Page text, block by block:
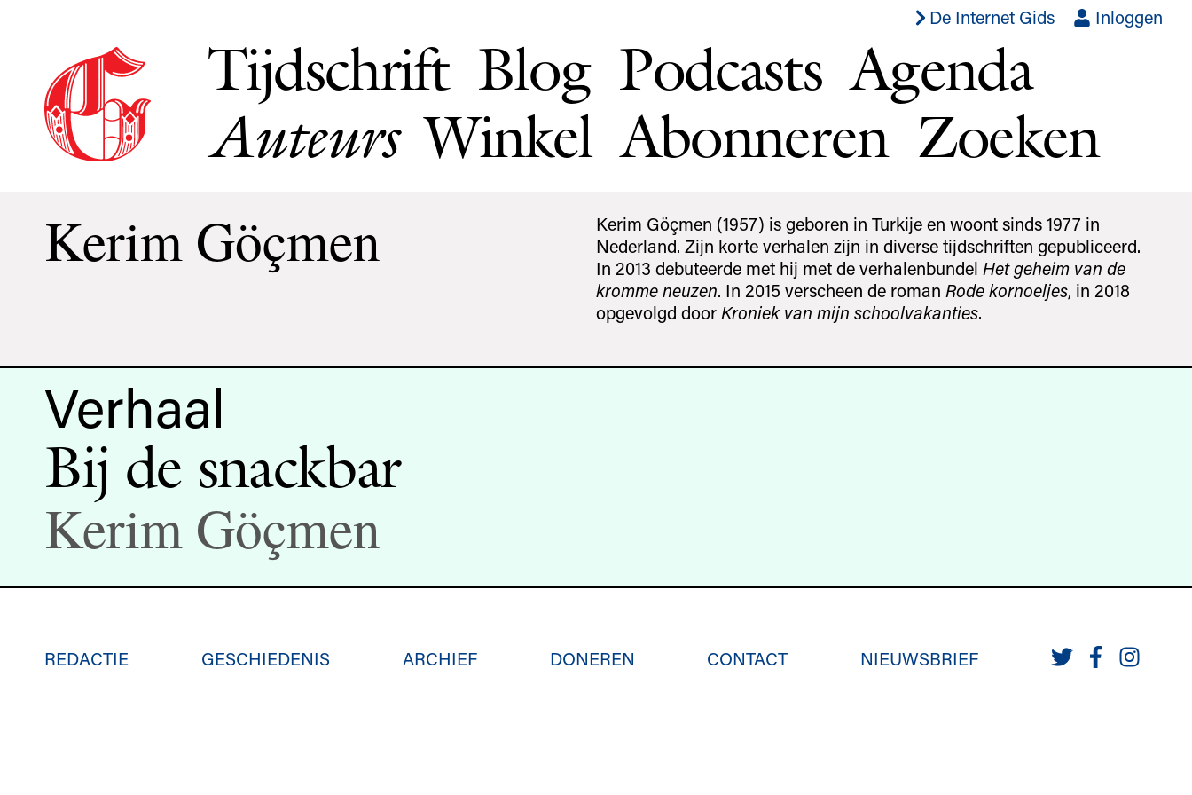
De Internet Gids Inloggen
Tijdschrift Blog Podcasts Agenda
Auteurs Winkel Abonneren Zoeken
Kerim Göçmen
Kerim Göçmen (1957) is geboren in Turkije en woont sinds 1977 in
Nederland. Zijn korte verhalen zijn in diverse tijdschriften gepubliceerd.
In 2013 debuteerde met hij met de verhalenbundel Het geheim van de
kromme neuzen. In 2015 verscheen de roman Rode kornoeljes, in 2018
opgevolgd door Kroniek van mijn schoolvakanties.
Verhaal
Bij de snackbar
Kerim Göçmen
REDACTIE GESCHIEDENIS ARCHIEF DONEREN CONTACT NIEUWSBRIEF